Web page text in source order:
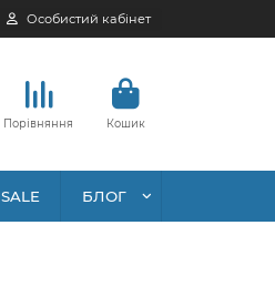
Особистий кабінет
Порівняння Кошик
SALE БЛОГ